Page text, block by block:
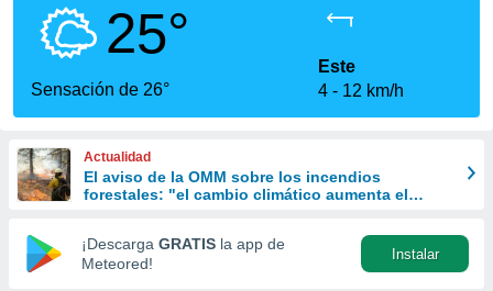
calidad.
a este
las
y
forma
digital
basada
25°
Sensación de 26°
Este
4
12 km/h
Actualidad
El aviso de la OMM sobre los incendios
forestales: "el cambio climático aumenta el
¡Descarga GRATIS la app de
Meteored!
Instalar